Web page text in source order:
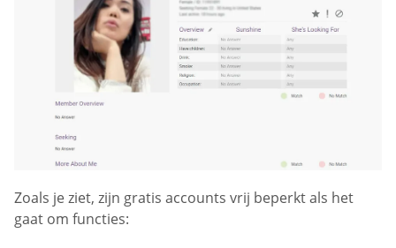
Zoals je ziet, zijn gratis accounts vrij beperkt als het
gaat om functies: